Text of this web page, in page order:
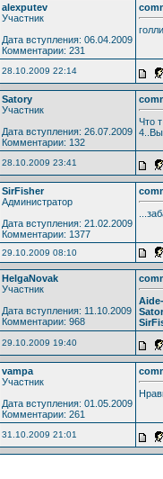
alexputev
Участник
Дата вступления: 06.04.2009
Комментарии: 231
28.10.2009 22:14
Satory
Участник
Дата вступления: 26.07.2009
Комментарии: 132
Что
28.10.2009 23:41
SirFisher
Администратор
Дата вступления: 21.02.2009
Комментарии: 1377
29.10.2009 08:10
HelgaNovak
Участник
Дата вступления: 11.10.2009
Комментарии: 968
29.10.2009 19:40
vampa
Участник
Дата вступления: 01.05.2009
Комментарии: 261
31.10.2009 21:01